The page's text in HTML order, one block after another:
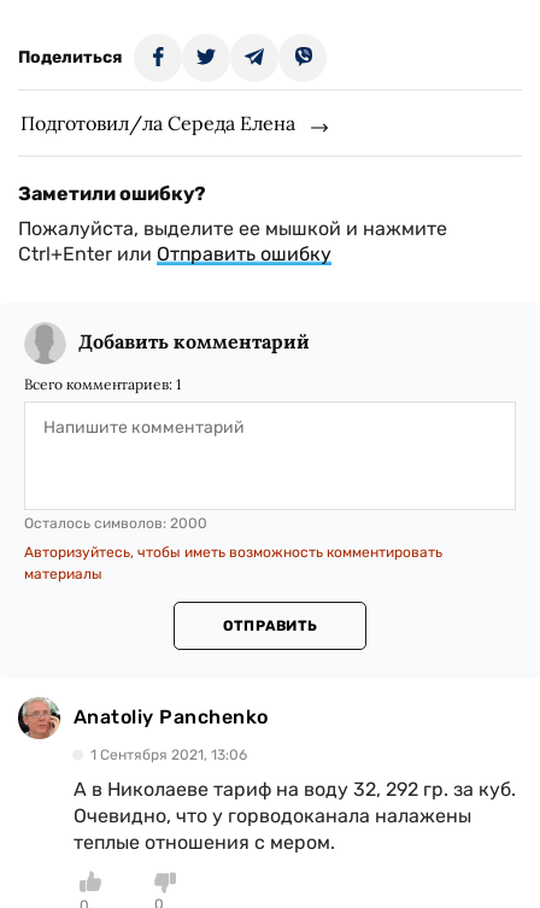
Поделиться
Подготовил/ла Середа Елена
Заметили ошибку?
Пожалуйста, выделите ее мышкой и нажмите
Ctrl+Enter или Отправить ошибку
Добавить комментарий
Всего комментариев: 1
Осталось символов: 2000
Авторизуйтесь, чтобы иметь возможность комментировать
материалы
ОТПРАВИТЬ
Anatoliy Panchenko
1 Сентября 2021, 13:06
А в Николаеве тариф на воду 32, 292 гр. за куб.
Очевидно, что у горводоканала налажены
теплые отношения с мером.
0